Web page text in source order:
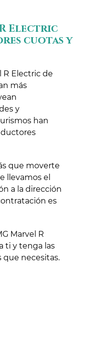
Electric
cuotas y
R Electric de
más
y
han
que moverte
llevamos el
a la dirección
es
Marvel R
ti y tenga las
que necesitas.